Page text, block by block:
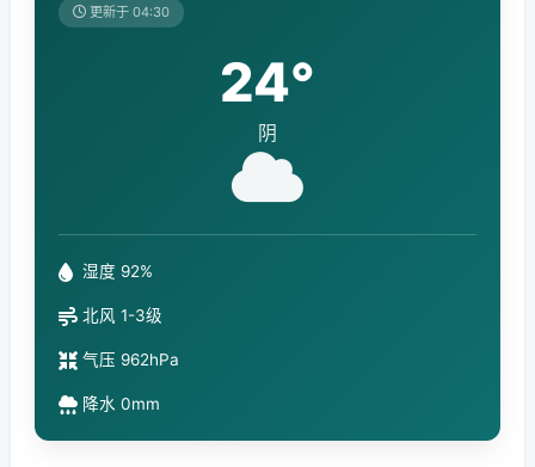
更新于 04:30
24°
阴
湿度 92%
北风 1-3级
气压 962hPa
降水 0mm